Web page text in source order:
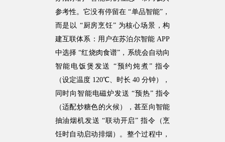
参考性。它没有停留在 “单品智能”，
而是以 “厨房烹饪” 为核心场景，构
建互联体系：用户在苏泊尔智能 APP
中选择 “红烧肉食谱”，系统会自动向
智能电饭煲发送 “预约炖煮” 指令
（设定温度 120℃、时长 40 分钟），
同时向智能电磁炉发送 “预热” 指令
（适配炒糖色的火候），甚至向智能
抽油烟机发送 “联动开启” 指令（烹
饪时自动启动排烟）。整个过程中，